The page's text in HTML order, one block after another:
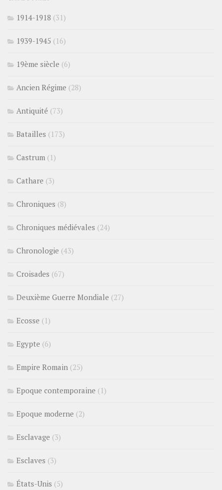
1914-1918 (31)
1939-1945 (16)
19ème siècle (6)
Ancien Régime (28)
Antiquité (73)
Batailles (173)
Castrum (1)
Cathare (3)
Chroniques (8)
Chroniques médiévales (24)
Chronologie (43)
Croisades (67)
Deuxième Guerre Mondiale (27)
Ecosse (1)
Egypte (6)
Empire Romain (25)
Epoque contemporaine (1)
Epoque moderne (2)
Esclavage (3)
Esclaves (3)
États-Unis (5)